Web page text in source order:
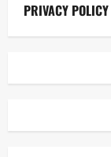
PRIVACY POLICY